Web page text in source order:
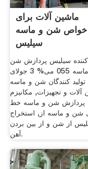
ماشین آلات برای
خواص شن و ماسه
سیلیس
کننده سیلیس پردازش شن
و ماسه 055 می% 3 جولای
تولید کنندگان شن و ماسه
آلات و تجهیزات, مکانیزم
پردازش شن و ماسه خط
شن و ماسه از, استخراج
از شن و از بین بردن
آهن.